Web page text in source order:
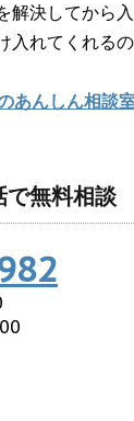
解決してから
入れてくれるの
あんしん相談室
で無料相談